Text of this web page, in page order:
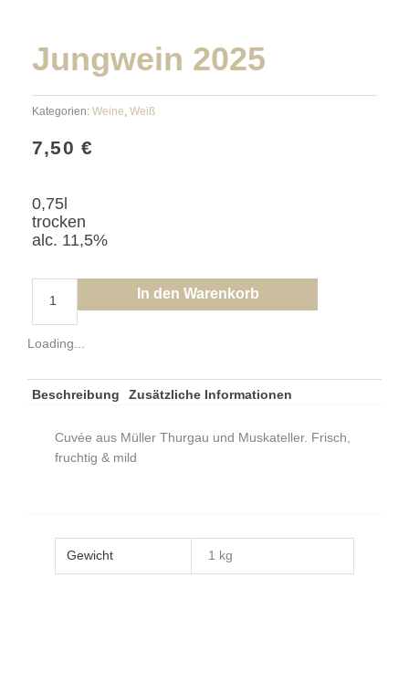
Jungwein 2025
Kategorien: Weine, Weiß
7,50 €
0,75l
trocken
alc. 11,5%
2025
Menge
In den Warenkorb
Loading...
Beschreibung Zusätzliche Informationen
Cuvée aus Müller Thurgau und Muskateller. Frisch,
fruchtig & mild
Gewicht 1 kg